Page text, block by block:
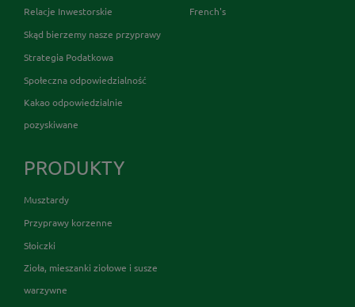
Relacje Inwestorskie
Skąd bierzemy nasze przyprawy
Strategia Podatkowa
Społeczna odpowiedzialność
Kakao odpowiedzialnie
pozyskiwane
French's
PRODUKTY
Musztardy
Przyprawy korzenne
Słoiczki
Zioła, mieszanki ziołowe i susze
warzywne